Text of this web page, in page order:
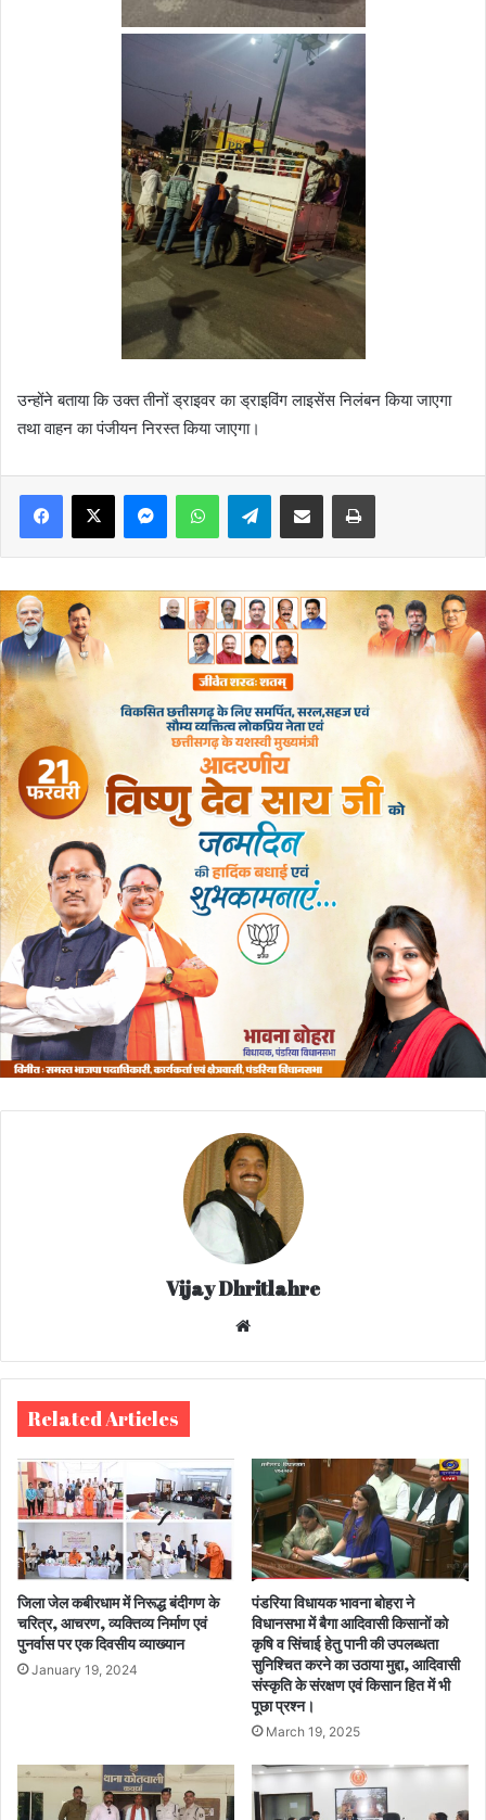
उन्होंने बताया कि उक्त तीनों ड्राइवर का ड्राइविंग लाइसेंस निलंबन किया जाएगा
तथा वाहन का पंजीयन निरस्त किया जाएगा।
Telegram
Vijay Dhritlahre
te
Related Articles
जिला जेल कबीरधाम में निरूद्ध बंदीगण के
चरित्र, आचरण, व्यक्तिव्य निर्माण एवं
पुनर्वास पर एक दिवसीय व्याख्यान
January 19, 2024
पंडरिया विधायक भावना बोहरा ने
विधानसभा में बैगा आदिवासी किसानों को
कृषि व सिंचाई हेतु पानी की उपलब्धता
सुनिश्चित करने का उठाया मुद्दा, आदिवासी
संस्कृति के संरक्षण एवं किसान हित में भी
पूछा प्रश्न।
March 19, 2025